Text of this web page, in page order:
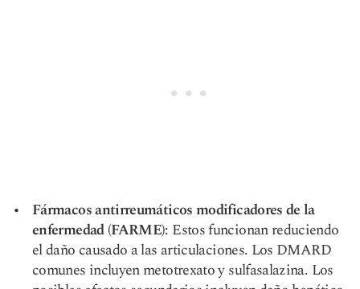
Fármacos antirreumáticos modificadores de la
enfermedad (FARME): Estos funcionan reduciendo
el daño causado a las articulaciones. Los DMARD
comunes incluyen metotrexato y sulfasalazina. Los